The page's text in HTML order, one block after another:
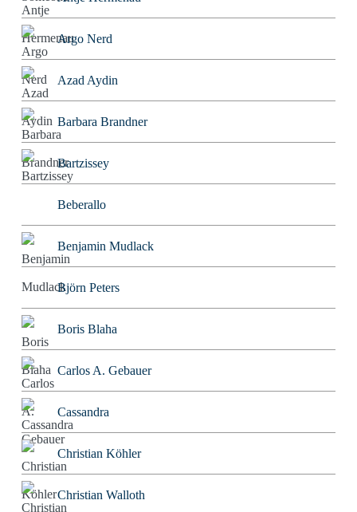
Argo Nerd
Azad Aydin
Barbara Brandner
Bartzissey
Beberallo
Benjamin Mudlack
Björn Peters
Boris Blaha
Carlos A. Gebauer
Cassandra
Christian Köhler
Christian Walloth